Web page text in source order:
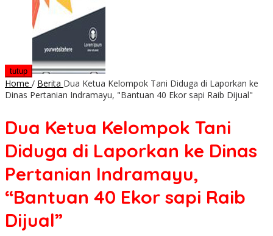
tutup
Home / Berita Dua Ketua Kelompok Tani Diduga di Laporkan ke
Dinas Pertanian Indramayu, "Bantuan 40 Ekor sapi Raib Dijual"
Dua Ketua Kelompok Tani
Diduga di Laporkan ke Dinas
Pertanian Indramayu,
“Bantuan 40 Ekor sapi Raib
Dijual”